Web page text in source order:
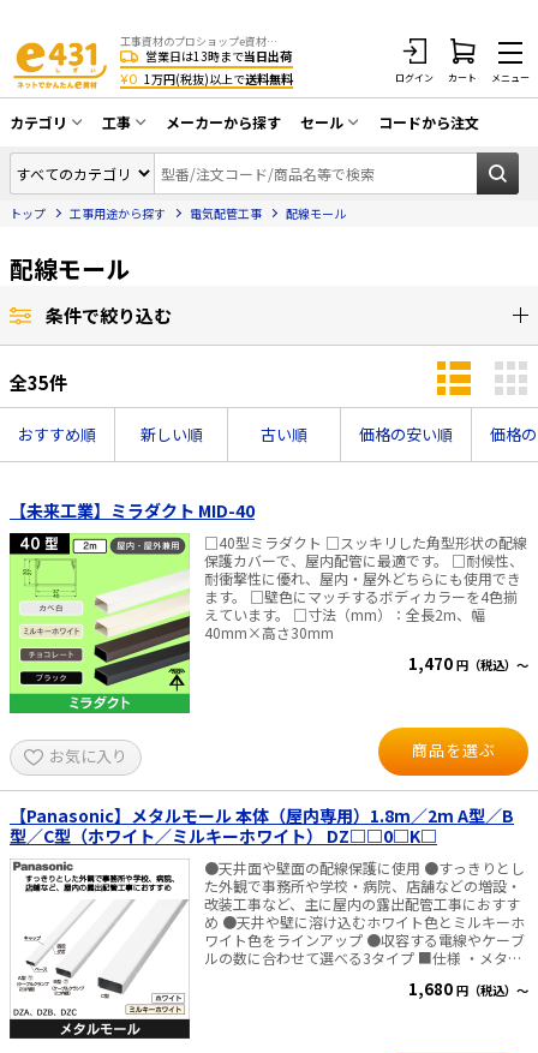
工事資材のプロショップe資材 CATV・アンテナ・防犯・光・LAN・電気・空調工事など
営業日は13時まで当日出荷
¥0 1万円(税抜)以上で送料無料 ログイン カート メニュー
カテゴリ
同軸ケーブル／テレビ用接栓／関連工具
アンテナ・取付金具・ブースター／CATV
配線補助具（モール・結束バンド・テー
プ類 他）
防犯工事関連
光ファイバー・融着接続機関連
ネットワーク機器
エアコン・換気扇・空調資材
太陽光発電ケーブル・コネクタ・関連資
材/機器
電源ケーブル／コネクタ／分電盤／ブレ
ーカ
照明・照明器具
電源タップ・延長コード
スイッチ・コンセント（配線器具）
PF管/FEP管/CD管/情報線保護管
ボックス・ビニル電線管付属品・引き込
みカバー
工具関連
EV充電設備工事関連
感染症関連
工事
CATV・アンテナ工事
光工事・FTTH工事
防犯カメラ工事
LAN配線工事
電気配管工事
照明設置工事
太陽光発電工事
ホテル・病院向け
メーカーから探す セール
在庫一掃セール
コードから注文
トップ 工事用途から探す 電気配管工事 配線モール
配線モール
条件で絞り込む
全35件
おすすめ順 新しい順 古い順 価格の安い順 価格
【未来工業】ミラダクト MID-40
□40型ミラダクト □スッキリした角型形状の配線
保護カバーで、屋内配管に最適です。 □耐候性、
耐衝撃性に優れ、屋内・屋外どちらにも使用でき
ます。 □壁色にマッチするボディカラーを4色揃
えています。 □寸法（mm）：全長2m、幅
40mm×高さ30mm
1,470 円（税込）～
お気に入り 商品を選ぶ
【Panasonic】メタルモール 本体（屋内専用）1.8m／2m A型／B
型／C型（ホワイト／ミルキーホワイト） DZ□□0□K□
●天井面や壁面の配線保護に使用 ●すっきりとし
た外観で事務所や学校・病院、店舗などの増設・
改装工事など、主に屋内の露出配管工事におすす
め ●天井や壁に溶け込むホワイト色とミルキーホ
ワイト色をラインアップ ●収容する電線やケーブ
ルの数に合わせて選べる3タイプ ■仕様 ・メタル
ミニウム系合金めっき鋼板 キャップ：鋼板製ポリ
1,680 円（税込）～